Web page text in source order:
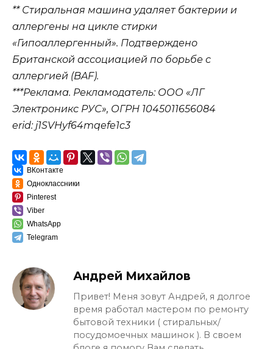
** Стиральная машина удаляет бактерии и
аллергены на цикле стирки
«Гипоаллергенный». Подтверждено
Британской ассоциацией по борьбе с
аллергией (BAF).
***Реклама. Рекламодатель: ООО «ЛГ
Электроникс РУС», ОГРН 1045011656084
erid: j1SVHyf64mqefe1c3
ВКонтакте
Одноклассники
Pinterest
Viber
WhatsApp
Telegram
Андрей Михайлов
Привет! Меня зовут Андрей, я долгое
время работал мастером по ремонту
бытовой техники ( стиральных/
посудомоечных машинок ). В своем